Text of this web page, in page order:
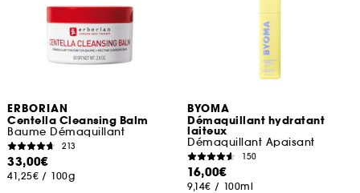
ERBORIAN
Centella Cleansing Balm
Baume Démaquillant
213
33,00€
41,25€ / 100g
BYOMA
Démaquillant hydratant
laiteux
Démaquillant Apaisant
150
16,00€
9,14€ / 100ml